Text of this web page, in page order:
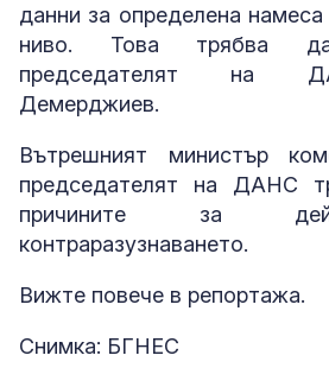
данни за определена
ниво. Това трябва
председателят на
Демерджиев.
Вътрешният министър
председателят на ДАНС
причините за
контраразузнаването.
Вижте повече в репортажа.
Снимка: БГНЕС